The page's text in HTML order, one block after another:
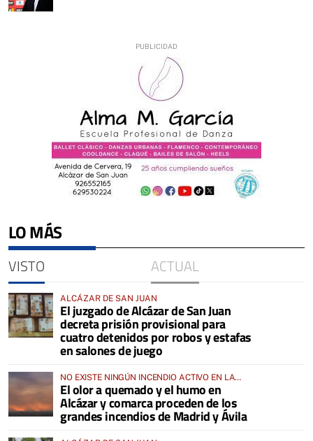
LO MÁS
VISTO ACTUAL
ALCÁZAR DE SAN JUAN
El juzgado de Alcázar de San Juan
decreta prisión provisional para
cuatro detenidos por robos y estafas
en salones de juego
NO EXISTE NINGÚN INCENDIO ACTIVO EN LA
COMARCA
El olor a quemado y el humo en
Alcázar y comarca proceden de los
grandes incendios de Madrid y Ávila